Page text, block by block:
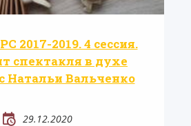
2017-2019. 4 сессия.
спектакля в духе
Натальи Вальченко
29.12.2020